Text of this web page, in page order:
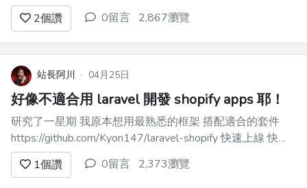
shopify 生態系有點大 需要看的 sdk 有點多 需要翻的文件也
不少 再來是 shopify 演化的速度太快 網路上查到的很多資
料、chatgpt 給的答...
2個讚 0留言 2,867瀏覽
站長阿川 · 04月25日
好像不適合用 laravel 開發 shopify apps 耶！
研究了一星期 我原本想用最熟悉的框架 搭配適合的套件
https://github.com/Kyon147/laravel-shopify 快速上線 快速
驗證 由於前端必定是 polaris + app bridge （我猜不用會很
難審核通過） 我想用 inertia + v...
1個讚 0留言 2,373瀏覽